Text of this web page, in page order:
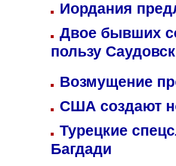
Иордания
Двое бывших
пользу
Возмущение
США создают
Турецкие
Багдади